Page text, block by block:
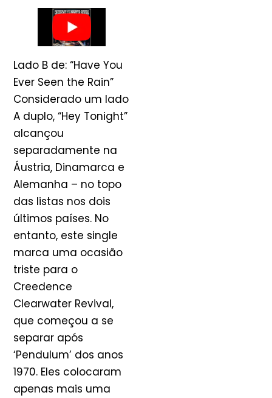
Lado B de: “Have You
Ever Seen the Rain”
Considerado um lado
A duplo, “Hey Tonight”
alcançou
separadamente na
Áustria, Dinamarca e
Alemanha – no topo
das listas nos dois
últimos países. No
entanto, este single
marca uma ocasião
triste para o
Creedence
Clearwater Revival,
que começou a se
separar após
‘Pendulum’ dos anos
1970. Eles colocaram
apenas mais uma